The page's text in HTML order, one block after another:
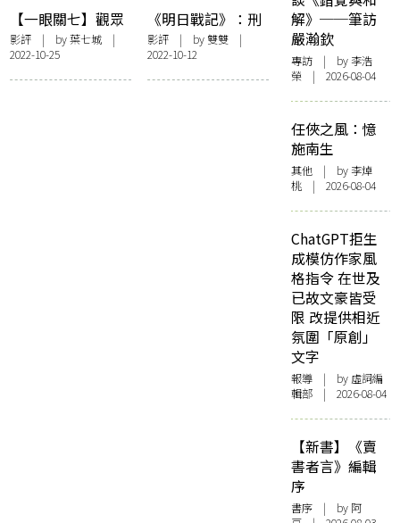
【一眼關七】觀眾
需要隱喻
影評 | by 葉七城 |
2022-10-25
《明日戰記》：刑
天與明天的距離
影評| by 雙雙 |
2022-10-12
解》──筆訪
嚴瀚欽
專訪 | by 李浩
榮 | 2026-08-04
任俠之風：憶
施南生
其他 | by 李焯
桃 | 2026-08-04
ChatGPT拒生
成模仿作家風
格指令 在世及
已故文豪皆受
限 改提供相近
氛圍「原創」
文字
報導 | by 虛詞編
輯部 | 2026-08-04
【新書】《賣
書者言》編輯
序
書序 | by 阿